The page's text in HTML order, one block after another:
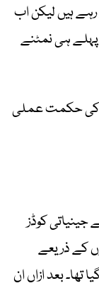
ہیں لیکن اب
ہی نمٹنے
کی حکمت عملی
جینیاتی کوڈز
کے ذریعے
بعد ازاں ان